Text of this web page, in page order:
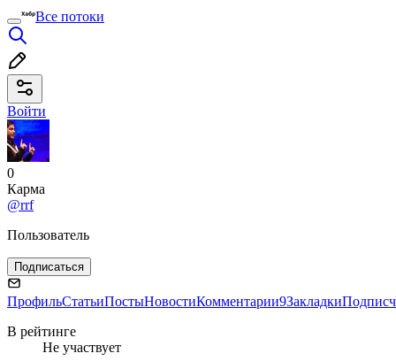
Все потоки
Войти
0
Карма
@rrf
Пользователь
Подписаться
ПрофильСтатьиПостыНовостиКомментарии9Закладки
В рейтинге
Не участвует